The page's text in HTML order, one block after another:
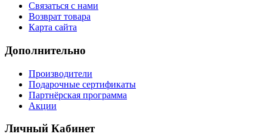
Связаться с нами
Возврат товара
Карта сайта
Дополнительно
Производители
Подарочные сертификаты
Партнёрская программа
Акции
Личный Кабинет